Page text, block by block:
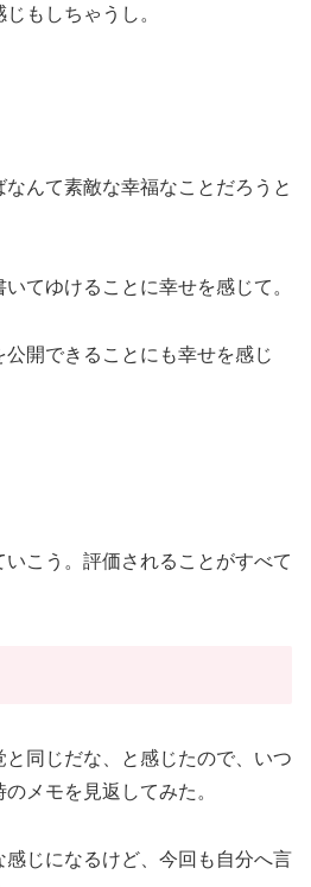
もしちゃうし。
んて素敵な幸福なことだろうと
てゆけることに幸せを感じて。
開できることにも幸せを感じ
こう。評価されることがすべて
同じだな、と感じたので、いつ
メモを見返してみた。
じになるけど、今回も自分へ言